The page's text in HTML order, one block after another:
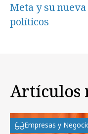
Meta y su
políticos
Artículos
Empresas y